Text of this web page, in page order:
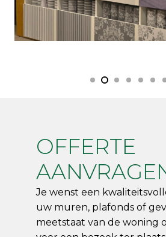
OFFERTE
Je wenst een
uw muren, plafonds of
meetstaat van de woning